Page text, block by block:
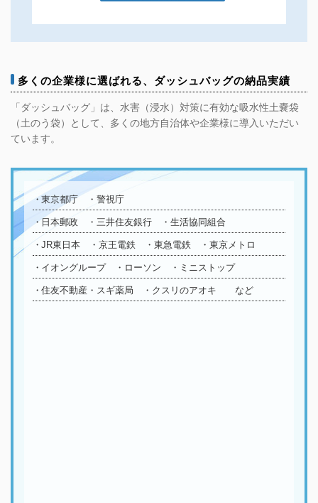
多くの企業様に選ばれる、ダッシュバッグの納品実績
「ダッシュバッグ」は、水害（浸水）対策に有効な吸水性土嚢袋
（土のう袋）として、多くの地方自治体や企業様に導入いただい
ています。
東京都庁 ・警視庁
日本郵政 ・三井住友銀行 ・生活協同組合
JR東日本 ・京王電鉄 ・東急電鉄 ・東京メトロ
イオングループ ・ローソン ・ミニストップ
住友不動産・スギ薬局 ・クスリのアオキ など